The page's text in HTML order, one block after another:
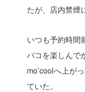
たが、店内禁煙
いつも予約時間
バコを楽しんで
mo’coolへ上が
ていた。